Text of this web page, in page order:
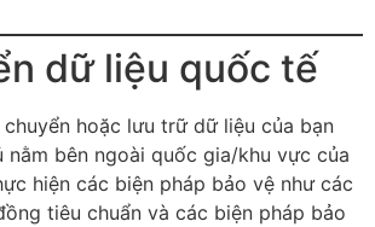
dữ liệu quốc tế
hoặc lưu trữ dữ liệu của bạn
nằm bên ngoài quốc gia/khu vực của
hiện các biện pháp bảo vệ như các
tiêu chuẩn và các biện pháp bảo